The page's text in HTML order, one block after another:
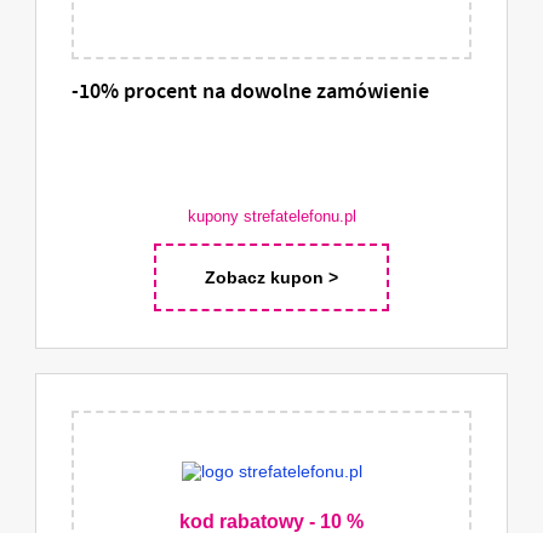
-10% procent na dowolne zamówienie
kupony strefatelefonu.pl
Zobacz kupon >
kod rabatowy - 10 %